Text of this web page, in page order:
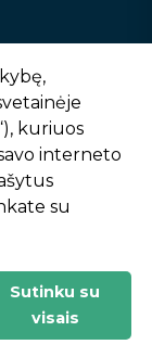
kuriuos
interneto
su
Sutinku su
visais